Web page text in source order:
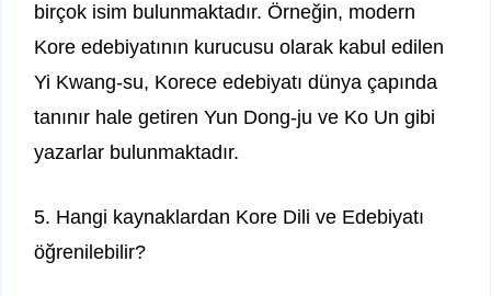
birçok isim bulunmaktadır. Örneğin, modern
Kore edebiyatının kurucusu olarak kabul edilen
Yi Kwang-su, Korece edebiyatı dünya çapında
tanınır hale getiren Yun Dong-ju ve Ko Un gibi
yazarlar bulunmaktadır.
5. Hangi kaynaklardan Kore Dili ve Edebiyatı
öğrenilebilir?